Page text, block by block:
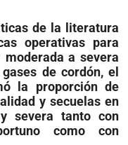
de la literatura
operativas para
a severa
de cordón, el
la proporción de
y secuelas en
severa tanto con
como con